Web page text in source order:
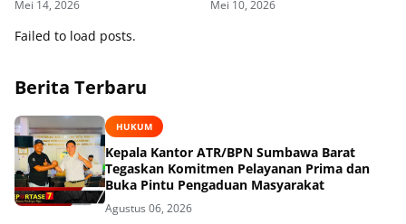
Mei 14, 2026 Mei 10, 2026
Failed to load posts.
Berita Terbaru
HUKUM
Kepala Kantor ATR/BPN Sumbawa Barat
Tegaskan Komitmen Pelayanan Prima dan
Buka Pintu Pengaduan Masyarakat
Agustus 06, 2026